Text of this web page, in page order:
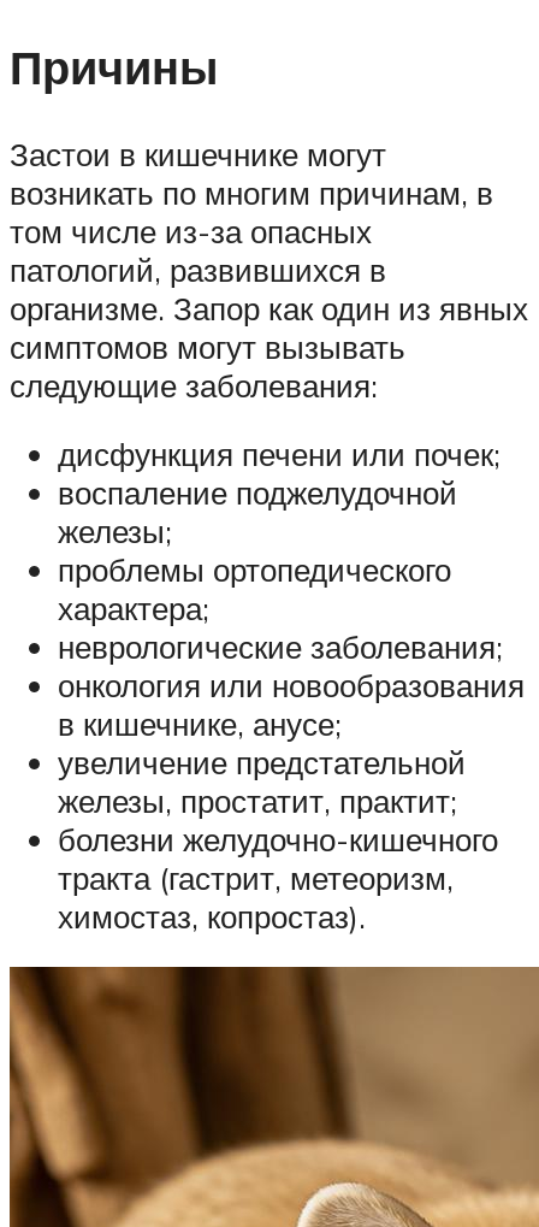
Причины
Застои в кишечнике могут
возникать по многим причинам, в
том числе из-за опасных
патологий, развившихся в
организме. Запор как один из явных
симптомов могут вызывать
следующие заболевания:
дисфункция печени или почек;
воспаление поджелудочной
железы;
проблемы ортопедического
характера;
неврологические заболевания;
онкология или новообразования
в кишечнике, анусе;
увеличение предстательной
железы, простатит, практит;
болезни желудочно-кишечного
тракта (гастрит, метеоризм,
химостаз, копростаз).